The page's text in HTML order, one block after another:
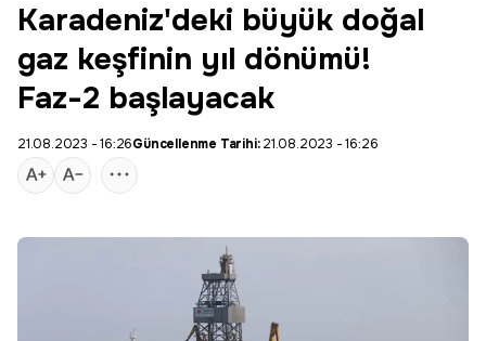
Karadeniz'deki büyük doğal
gaz keşfinin yıl dönümü!
Faz-2 başlayacak
21.08.2023 - 16:26Güncellenme Tarihi:21.08.2023 - 16:26